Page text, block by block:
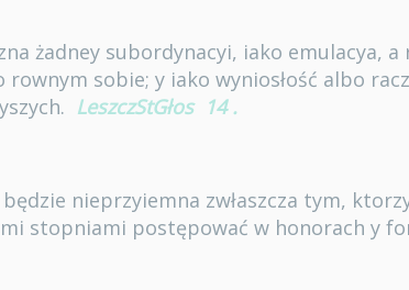
żadney subordynacyi, iako emulacya, a
sobie; y iako wyniosłość albo
LeszczStGłos 14 .
nieprzyiemna zwłaszcza tym,
stopniami postępować w honorach y